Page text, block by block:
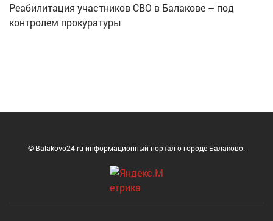
Реабилитация участников СВО в Балакове – под
контролем прокуратуры
© Balakovo24.ru информационный портал о городе Балаково.